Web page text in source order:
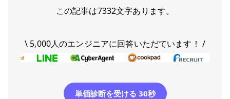
この記事は7332文字あります。
\ 5,000人のエンジニアに回答いただています！ /
単価診断を受ける 30秒